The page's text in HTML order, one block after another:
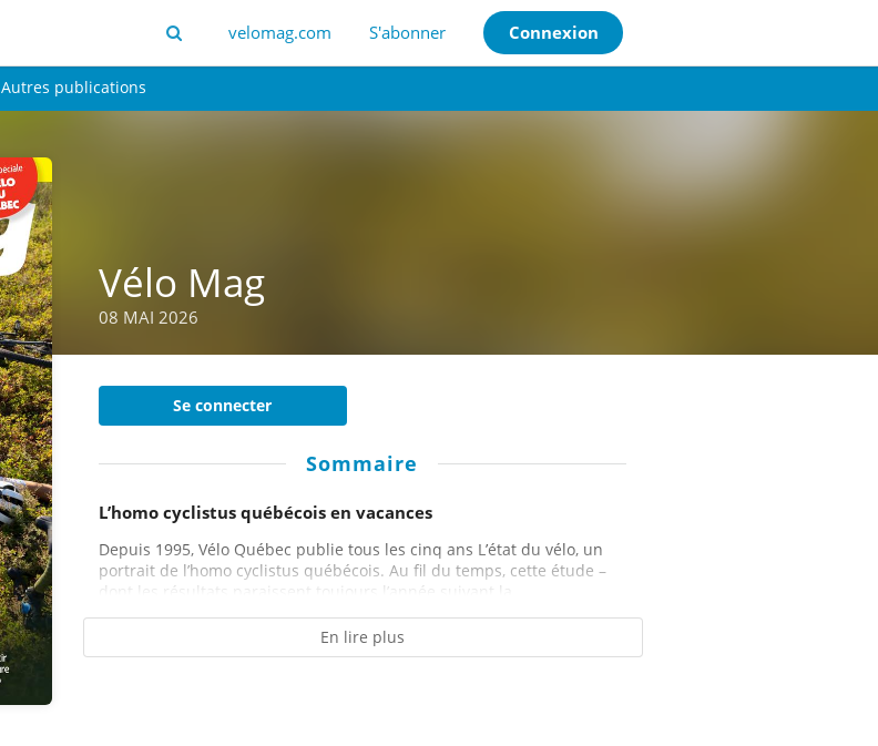
velomag.com S'abonner Connexion
Autres publications
Vélo Mag
08 MAI 2026
Se connecter
Sommaire
L’homo cyclistus québécois en vacances
Depuis 1995, Vélo Québec publie tous les cinq ans L’état du vélo, un
portrait de l’homo cyclistus québécois. Au fil du temps, cette étude –
dont les résultats paraissent toujours l’année suivant la...
En lire plus